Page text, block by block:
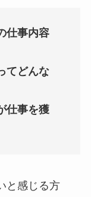
仕事内容
てどんな
仕事を獲
と感じる方